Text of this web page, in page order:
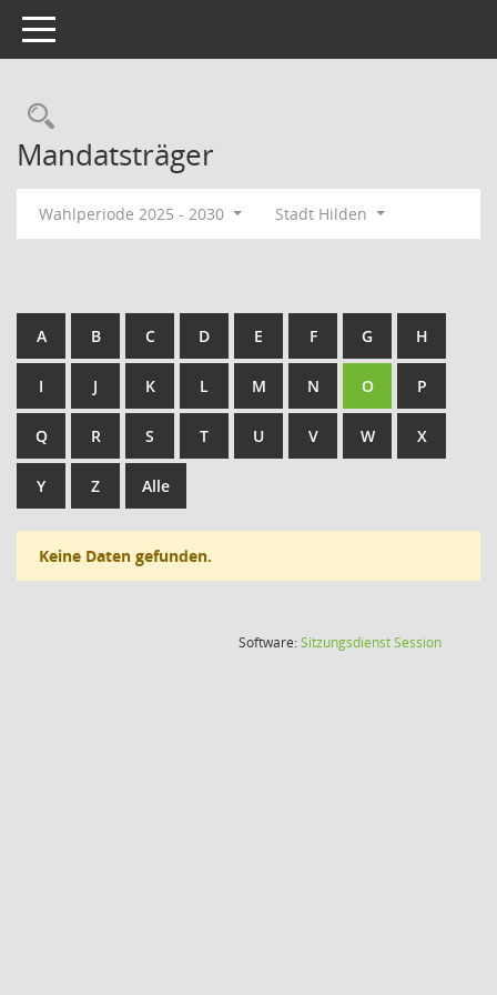
Toggle navigation
Rechercheauswahl
Mandatsträger
Wahlperiode 2025 - 2030 Stadt Hilden
A B C D E F G H
I J K L M N O P
Q R S T U V W X
Y Z Alle
Keine Daten gefunden.
Software:SitzungsdienstSession(Wird in